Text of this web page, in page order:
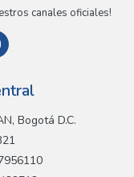
canales oficiales!
Bogotá D.C.